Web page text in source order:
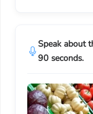
Speak about
90 seconds.